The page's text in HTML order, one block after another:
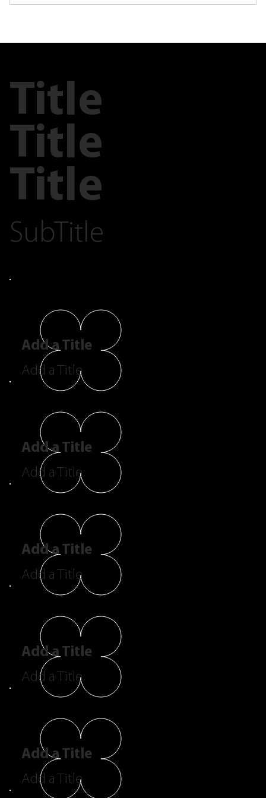
Title
Title
Title
SubTitle
Add a Title
Add a Title
Add a Title
Add a Title
Add a Title
Add a Title
Add a Title
Add a Title
Add a Title
Add a Title